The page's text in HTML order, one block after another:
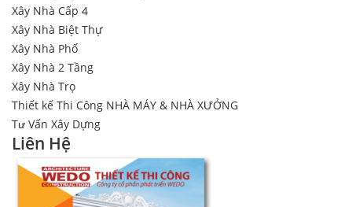
Xây Nhà Cấp 4
Xây Nhà Biệt Thự
Xây Nhà Phố
Xây Nhà 2 Tầng
Xây Nhà Trọ
Thiết kế Thi Công NHÀ MÁY & NHÀ XƯỞNG
Tư Vấn Xây Dựng
Liên Hệ